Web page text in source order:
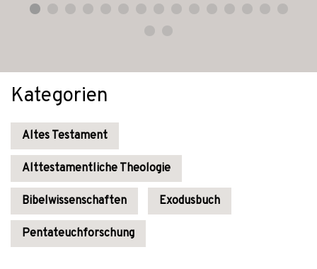
Kategorien
Altes Testament
Alttestamentliche Theologie
Bibelwissenschaften Exodusbuch
Pentateuchforschung